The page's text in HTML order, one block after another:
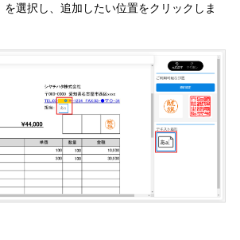
を選択し、追加したい位置をクリックしま